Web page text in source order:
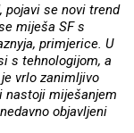
pojavi se novi trend
miješa SF s
primjerice. U
s tehnologijom, a
vrlo zanimljivo
nastoji miješanjem
objavljeni